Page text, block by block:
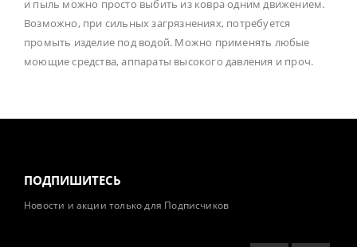
и пыль можно просто выбить из ковра одним движением.
Возможно, при сильных загрязнениях, потребуется
промыть изделие под водой. Можно применять любые
моющие средства, аппараты высокого давления и проч.
ПОДПИШИТЕСЬ
Новости и акции только для Подписчиков